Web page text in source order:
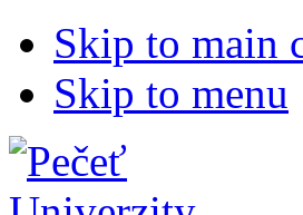
Skip to main
Skip to menu